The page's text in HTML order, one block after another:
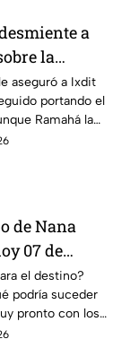
a
la
del Pin
integrante
en
24/7
aseguró a Ixdit
portando el
Ramahá la
al balcón
de Nana
07 de
signos
de estar
pronto de
el destino?
podría suceder
pronto con los
Nana Calistar;